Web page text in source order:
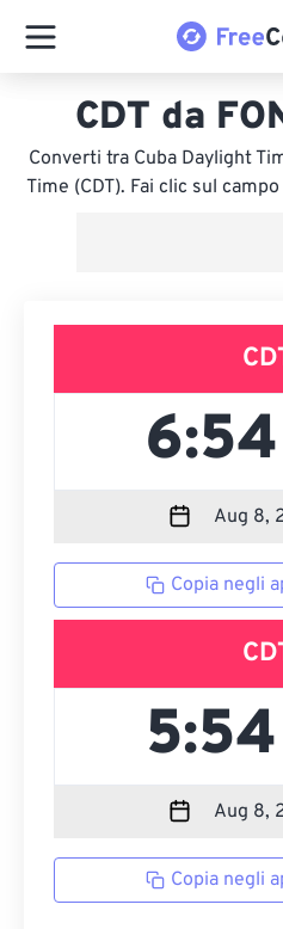
CDT da
Converti tra Cuba Daylight
Time (CDT). Fai clic sul
Copia negli
Copia negli